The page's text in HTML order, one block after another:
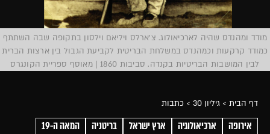
דף הבית > גיליון 30 > כתבות
אירופה ארכיאולוגיה ארץ ישראל בריטניה
המאה ה-19
מודד ומהנדס שהיה לארכיאולוג. צ'ארלס ויליאם וילסון בתקופה שבה השתתף
כמודד קרקעות וכמהנדס במשלחת הבריטית לקביעת הגבול בין ארצות הברית
לבין המושבות הבריטיות בקנדה. סביבות 1860 | מאוסף ספריית הקונגרס